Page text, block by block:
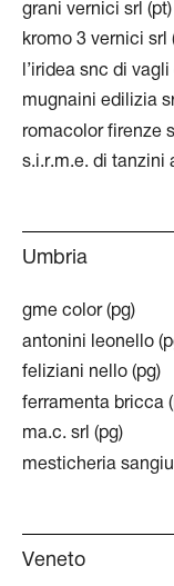
grani vernici srl (pt)
kromo 3 vernici srl
l’iridea snc di
mugnaini edilizia
romacolor firenze
s.i.r.m.e. di tanzini
Umbria
gme color (pg)
antonini leonello
feliziani nello (pg)
ferramenta bricca
ma.c. srl (pg)
mesticheria
Veneto